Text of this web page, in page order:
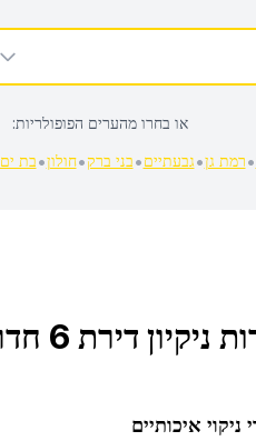
או בחרו מהערים הפופולריות:
•רמת גן•גבעתיים•בני ברק•חולון•בת ים
ניקיון דירת 6 חדרים
ניקוי איכותיים